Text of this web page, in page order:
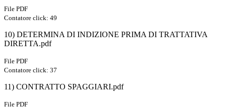
File PDF
Contatore click: 49
10) DETERMINA DI INDIZIONE PRIMA DI TRATTATIVA
DIRETTA.pdf
File PDF
Contatore click: 37
11) CONTRATTO SPAGGIARI.pdf
File PDF